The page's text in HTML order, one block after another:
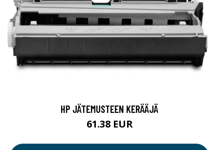
HP JÄTEMUSTEEN KERÄÄJÄ
61.38 EUR